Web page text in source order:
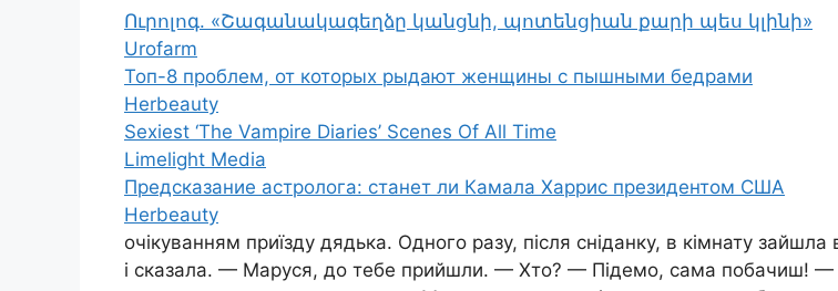
Ուրոլոգ. «Շագանակագեղձը կանցնի, պոտենցիան քարի պես կլինի»
Urofarm
Топ-8 проблем, от которых рыдают женщины с пышными бедрами
Herbeauty
Sexiest ‘The Vampire Diaries’ Scenes Of All Time
Limelight Media
Предсказание астролога: станет ли Камала Харрис президентом США
Herbeauty
очікуванням приїзду дядька. Одного разу, після сніданку, в кімнату зайшла
і сказала. — Маруся, до тебе прийшли. — Хто? — Підемо, сама побачиш! —